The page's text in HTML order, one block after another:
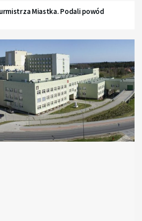
Miastka. Podali powód